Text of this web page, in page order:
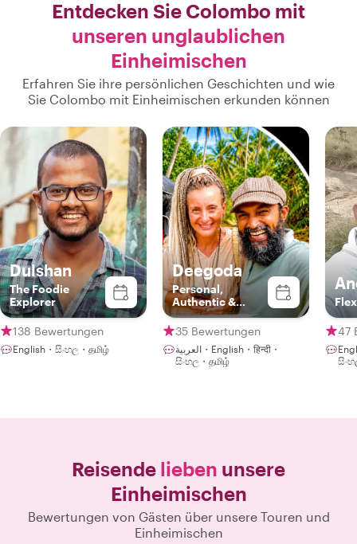
Entdecken Sie Colombo mit
unseren unglaublichen
Einheimischen
Erfahren Sie ihre persönlichen Geschichten und wie
Sie Colombo mit Einheimischen erkunden können
Dulshan
The Foodie
Explorer
138 Bewertungen
English・සිංහල・தமிழ்
Deegoda
Personal,
Authentic &
Sustainable
Experience in
Ceylon with
Deegoda
35 Bewertungen
العربية・English・हिन्दी・
සිංහල・தமிழ்
47
Reisende lieben unsere
Einheimischen
Bewertungen von Gästen über unsere Touren und
Einheimischen